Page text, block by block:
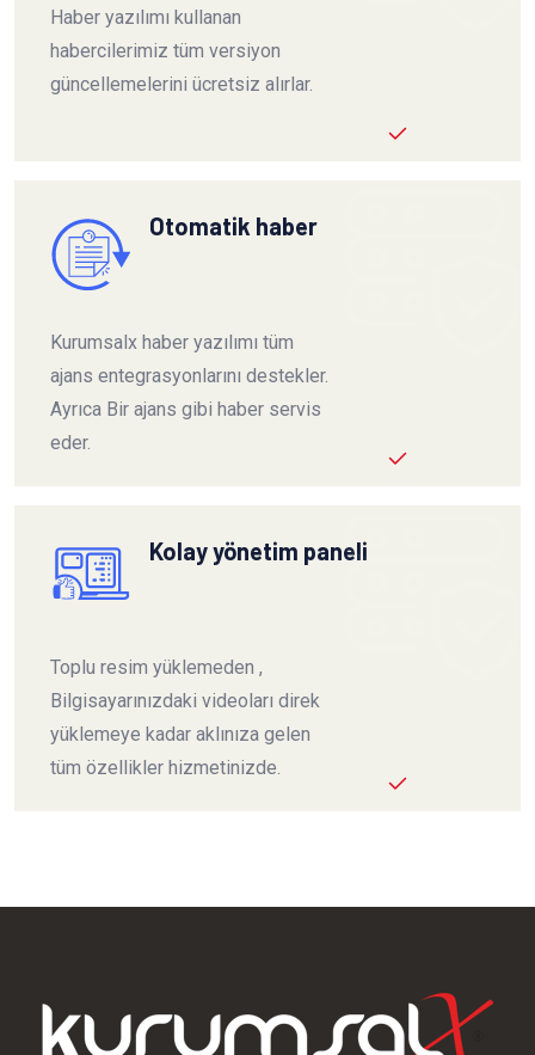
Haber yazılımı kullanan
habercilerimiz tüm versiyon
güncellemelerini ücretsiz alırlar.
Otomatik haber
Kurumsalx haber yazılımı tüm
ajans entegrasyonlarını destekler.
Ayrıca Bir ajans gibi haber servis
eder.
Kolay yönetim paneli
Toplu resim yüklemeden ,
Bilgisayarınızdaki videoları direk
yüklemeye kadar aklınıza gelen
tüm özellikler hizmetinizde.